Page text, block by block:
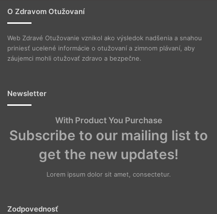
O Zdravom Otužovaní
Web Zdravé Otužovanie vznikol ako výsledok nadšenia a snahou
priniesť ucelené informácie o otužovaní a zimnom plávaní, aby
záujemci mohli otužovať zdravo a bezpečne.
Newsletter
With Product You Purchase
Subscribe to our mailing list to
get the new updates!
Lorem ipsum dolor sit amet, consectetur.
Zodpovednosť